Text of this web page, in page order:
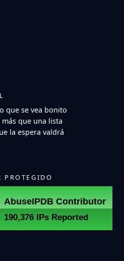
que se vea bonito
que una lista
la espera valdrá
PROTEGIDO